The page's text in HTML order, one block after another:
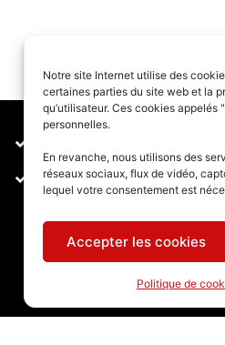
Notre site Internet utilise des
certaines parties du site web et la
qu’utilisateur. Ces cookies
personnelles.
En revanche, nous utilisons des
réseaux sociaux, flux de vidéo,
lequel votre consentement est
Accepter les cookies
Politique de
Politique des cookies